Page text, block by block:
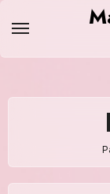
contenido